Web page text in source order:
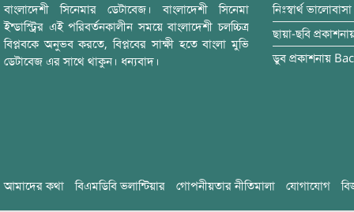
বাংলাদেশী সিনেমার ডেটাবেজ। বাংলাদেশী সিনেমা
ইন্ডাস্ট্রির এই পরিবর্তনকালীন সময়ে বাংলাদেশী চলচ্চিত্র
বিপ্লবকে অনুভব করতে, বিপ্লবের সাক্ষী হতে বাংলা মুভি
ডেটাবেজ এর সাথে থাকুন। ধন্যবাদ।
নিঃস্বার্থ ভালোবাসা
ছায়া-ছবি
ডুব প্রকাশনায়
আমাদের কথা বিএমডিবি ভলান্টিয়ার গোপনীয়তার নীতিমালা যোগাযোগ